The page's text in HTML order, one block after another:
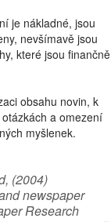
je nákladné, jsou
nevšímavě jsou
které jsou finančně
obsahu novin, k
a omezení
myšlenek.
(2004)
newspaper
Research